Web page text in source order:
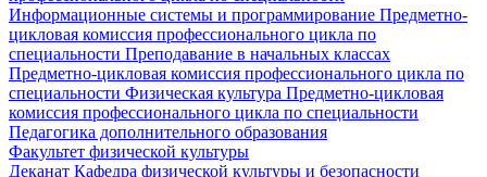
Информационные системы и программирование Предметно-
цикловая комиссия профессионального цикла по
специальности Преподавание в начальных классах
Предметно-цикловая комиссия профессионального цикла по
специальности Физическая культура Предметно-цикловая
комиссия профессионального цикла по специальности
Педагогика дополнительного образования
Факультет физической культуры
Деканат Кафедра физической культуры и безопасности